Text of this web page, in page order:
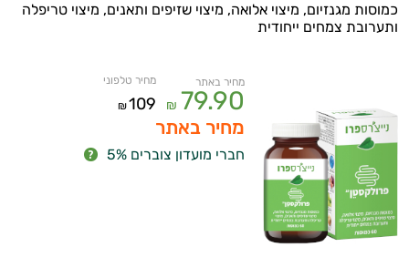
כמוסות מגנזיום, מיצוי אלואה, מיצוי שזיפים ותאנים, מיצוי טריפלה
ותערובת צמחים ייחודית
מחיר באתר
79.90
₪
מחיר טלפוני
109
₪
מחיר באתר
חברי מועדון צוברים 5%